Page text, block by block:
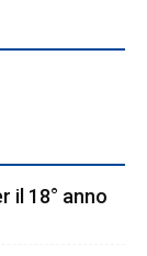
il 18° anno